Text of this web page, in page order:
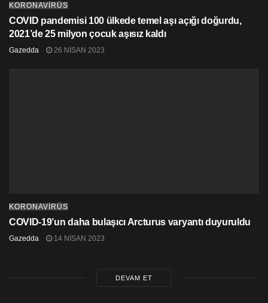
KORONAVİRÜS
COVID pandemisi 100 ülkede temel aşı açığı doğurdu,
2021’de 25 milyon çocuk aşısız kaldı
Gazedda 26 NISAN 2023
KORONAVİRÜS
COVID-19’un daha bulaşıcı Arcturus varyantı duyuruldu
Gazedda 14 NISAN 2023
DEVAM ET